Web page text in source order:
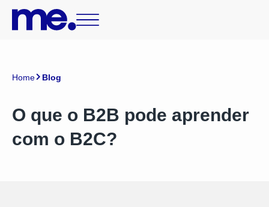
Home Blog
O que o B2B pode aprender
com o B2C?